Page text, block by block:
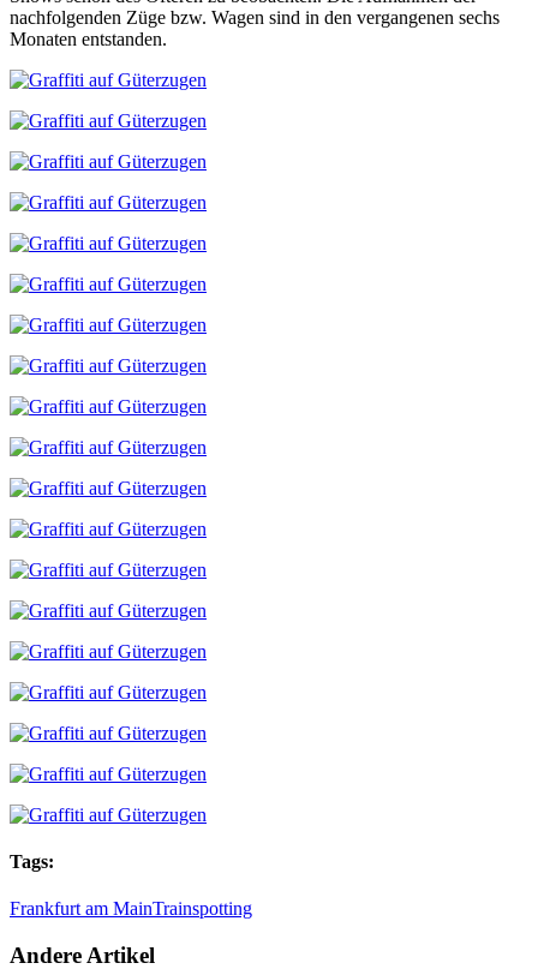
nachfolgenden Züge bzw. Wagen sind in den vergangenen sechs
Monaten entstanden.
Tags:
Frankfurt am MainTrainspotting
Andere Artikel